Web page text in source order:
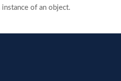
of an object.